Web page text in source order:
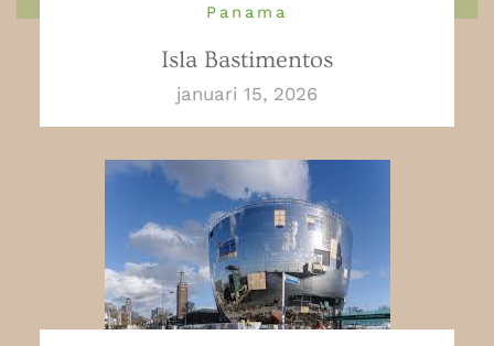
Panama
Isla Bastimentos
januari 15, 2026